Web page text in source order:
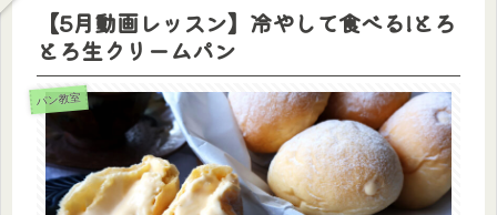
【5月動画レッスン】冷やして食べる!とろ
とろ生クリームパン
パン教室